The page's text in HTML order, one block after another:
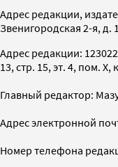
Адрес редакции,
Звенигородская 2-я, д.
Адрес редакции:
13, стр. 15, эт. 4, пом. X,
Главный редактор:
Адрес электронной
Номер телефона